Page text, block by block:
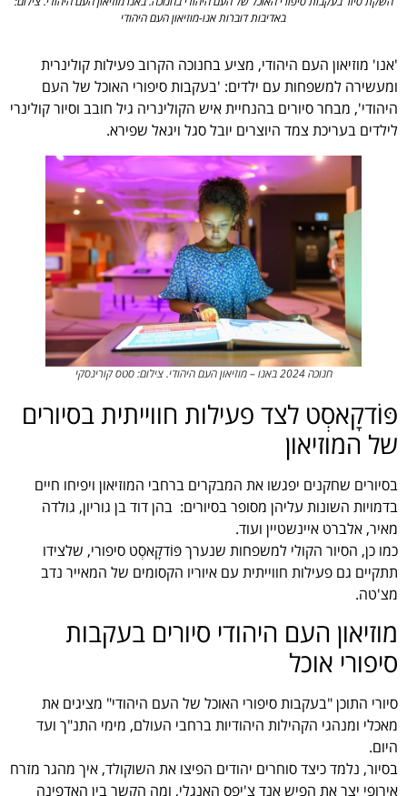
באדיבות דוברות אנו-מוזיאון העם היהודי
'אנו' מוזיאון העם היהודי, מציע בחנוכה הקרוב פעילות קולינרית
ומעשירה למשפחות עם ילדים: 'בעקבות סיפורי האוכל של העם
היהודי', מבחר סיורים בהנחיית איש הקולינריה גיל חובב וסיור קולינרי
לילדים בעריכת צמד היוצרים יובל סגל ויגאל שפירא.
חנוכה 2024 באנו – מוזיאון העם היהודי. צילום: סטס קורינסקי
פּוֹדקׇאסְט לצד פעילות חווייתית בסיורים
של המוזיאון
בסיורים שחקנים יפגשו את המבקרים ברחבי המוזיאון ויפיחו חיים
בדמויות השונות עליהן מסופר בסיורים: בהן דוד בן גוריון, גולדה
מאיר, אלברט איינשטיין ועוד.
כמו כן, הסיור הקולי למשפחות שנערך פּוֹדקׇאסְט סיפורי, שלצידו
תתקיים גם פעילות חווייתית עם איוריו הקסומים של המאייר נדב
מצ'טה.
מוזיאון העם היהודי סיורים בעקבות
סיפורי אוכל
סיורי התוכן "בעקבות סיפורי האוכל של העם היהודי" מציגים את
מאכלי ומנהגי הקהילות היהודיות ברחבי העולם, מימי התנ"ך ועד
היום.
בסיור, נלמד כיצד סוחרים יהודים הפיצו את השוקולד, איך מהגר מזרח
אירופי יצר את הפיש אנד צ'יפס האנגלי, ומה הקשר בין האדפינה